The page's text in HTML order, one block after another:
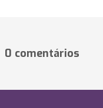
0 comentários